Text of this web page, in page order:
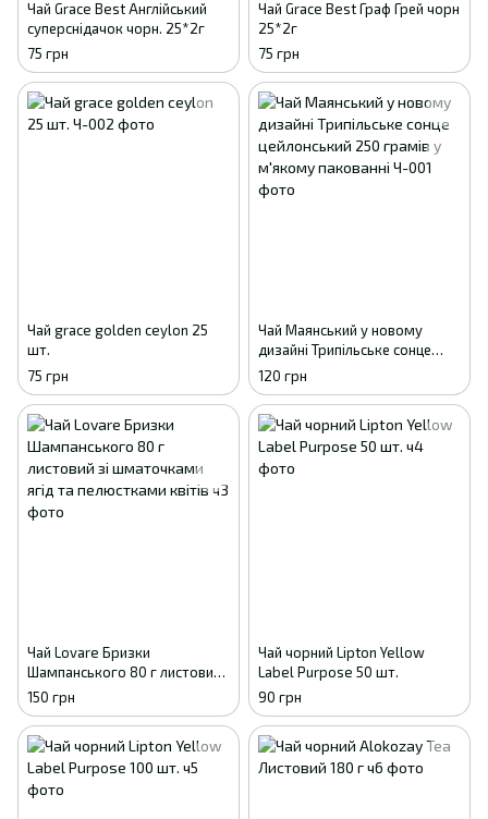
Чай Grace Best Англійський
суперснідачок чорн. 25*2г
75 грн
Чай Grace Best Граф Грей чорн
25*2г
75 грн
Чай grace golden ceylon 25
шт.
75 грн
Чай Маянський у новому
дизайні Трипільське сонце
цейлонський 250 грамів у
м'якому пакованні
120 грн
Чай Lovare Бризки
Шампанського 80 г листовий
зі шматочками ягід та
пелюстками квітів
150 грн
Чай чорний Lіpton Yellow
Label Purpose 50 шт.
90 грн